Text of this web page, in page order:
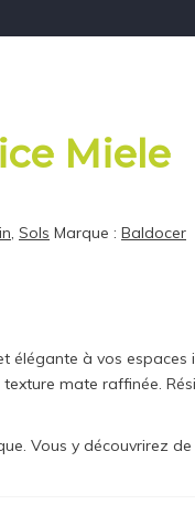
Miele
, Sols Marque : Baldocer
élégante à vos espaces
mate raffinée.
Vous y découvrirez